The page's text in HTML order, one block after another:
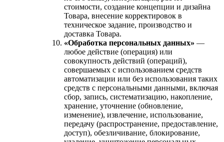
стоимости, создание концепции и дизайна
Товара, внесение корректировок в
техническое задание, производство и
доставка Товара.
«Обработка персональных данных» —
любое действие (операция) или
совокупность действий (операций),
совершаемых с использованием средств
автоматизации или без использования таких
средств с персональными данными, включая
сбор, запись, систематизацию, накопление,
хранение, уточнение (обновление,
изменение), извлечение, использование,
передачу (распространение, предоставление,
доступ), обезличивание, блокирование,